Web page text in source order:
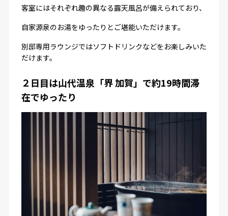
客室にはそれぞれ趣の異なる露天風呂が備えられており、
自家源泉のお湯をゆったりとご堪能いただけます。
別邸専用ラウンジではソフトドリンクなどをお楽しみいた
だけます。
２日目は山代温泉「界 加賀」で約19時間滞
在でゆったり